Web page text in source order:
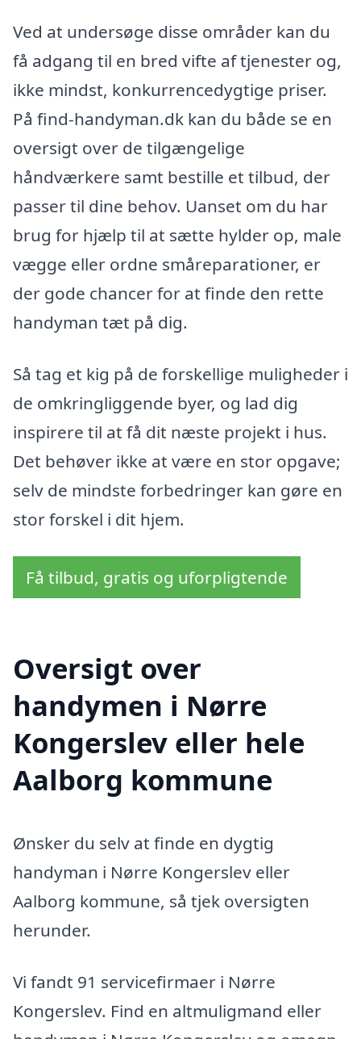
Ved at undersøge disse områder kan du
få adgang til en bred vifte af tjenester og,
ikke mindst, konkurrencedygtige priser.
På find-handyman.dk kan du både se en
oversigt over de tilgængelige
håndværkere samt bestille et tilbud, der
passer til dine behov. Uanset om du har
brug for hjælp til at sætte hylder op, male
vægge eller ordne småreparationer, er
der gode chancer for at finde den rette
handyman tæt på dig.
Så tag et kig på de forskellige muligheder i
de omkringliggende byer, og lad dig
inspirere til at få dit næste projekt i hus.
Det behøver ikke at være en stor opgave;
selv de mindste forbedringer kan gøre en
stor forskel i dit hjem.
Få tilbud, gratis og uforpligtende
Oversigt over
handymen i Nørre
Kongerslev eller hele
Aalborg kommune
Ønsker du selv at finde en dygtig
handyman i Nørre Kongerslev eller
Aalborg kommune, så tjek oversigten
herunder.
Vi fandt 91 servicefirmaer i Nørre
Kongerslev. Find en altmuligmand eller